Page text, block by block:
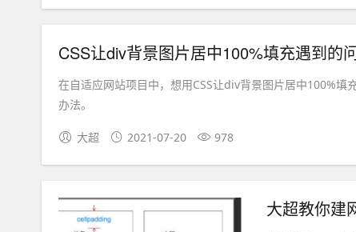
CSS让div背景图片居中100%填充遇到的
在自适应网站项目中，想用CSS让div背景图片居中100%
办法。
大超 2021-07-20 978
大超教你建